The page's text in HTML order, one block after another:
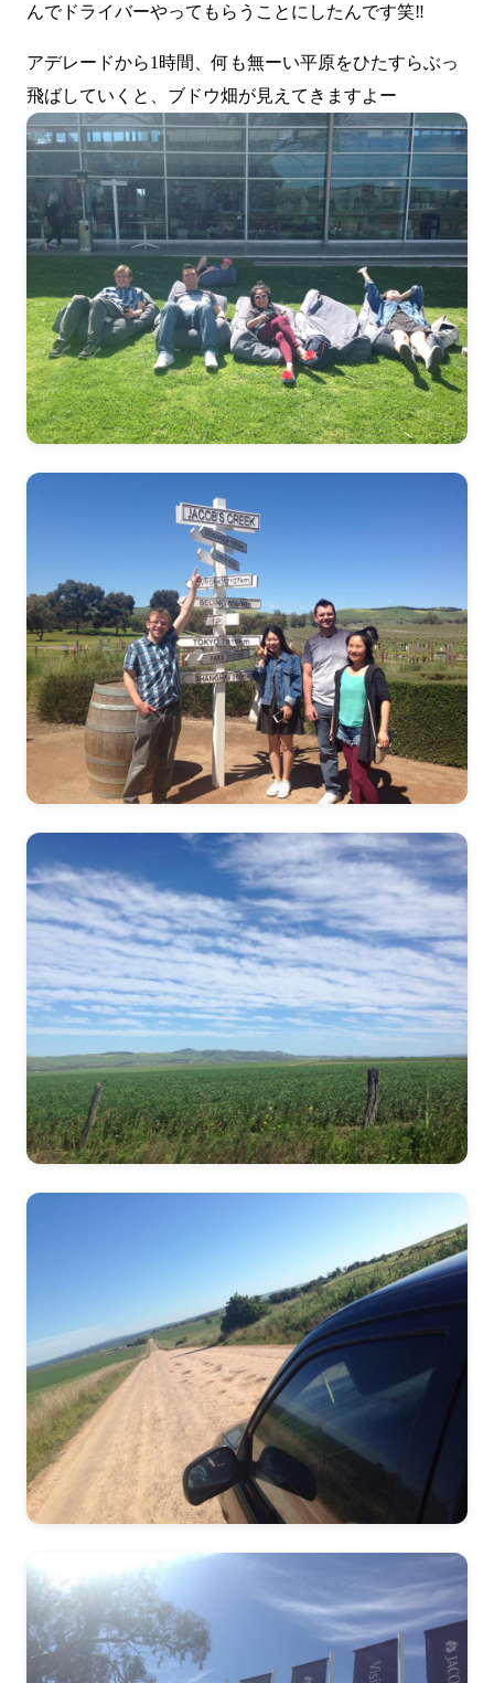
んでドライバーやってもらうことにしたんです笑‼
アデレードから1時間、何も無ーい平原をひたすらぶっ
飛ばしていくと、ブドウ畑が見えてきますよー